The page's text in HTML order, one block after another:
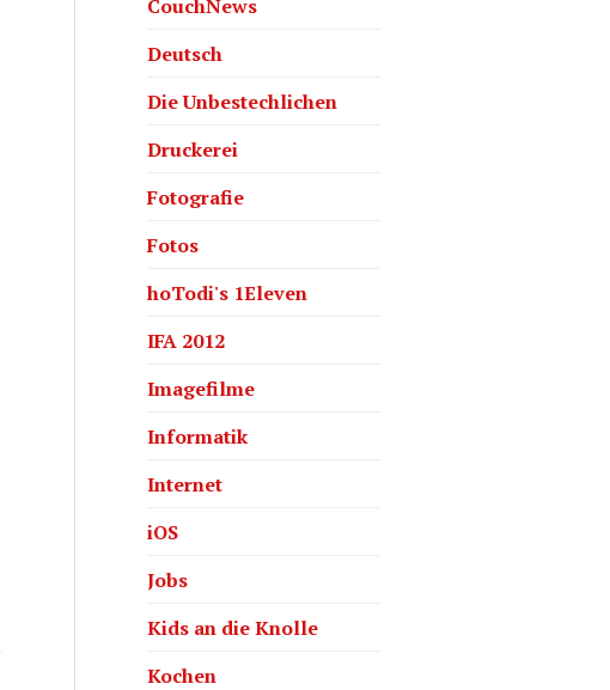
CouchNews
Deutsch
Die Unbestechlichen
Druckerei
Fotografie
Fotos
hoTodi's 1Eleven
IFA 2012
Imagefilme
Informatik
Internet
iOS
Jobs
Kids an die Knolle
Kochen